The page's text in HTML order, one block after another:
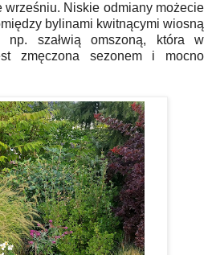
wrześniu. Niskie odmiany możecie
bylinami kwitnącymi wiosną
np. szałwią omszoną, która w
zmęczona sezonem i mocno